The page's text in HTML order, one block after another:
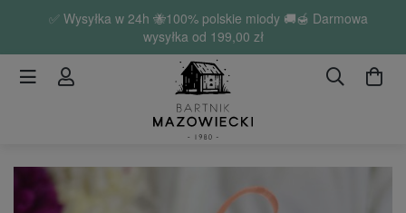
✅ Wysyłka w 24h 🐝100% polskie miody 🚚🍯 Darmowa
wysyłka od 199,00 zł